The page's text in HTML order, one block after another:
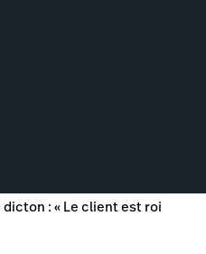
: « Le client est roi